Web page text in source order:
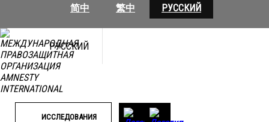
简中
繁中 РУССКИЙ
РУССКИЙ
ИССЛЕДОВАНИЯ